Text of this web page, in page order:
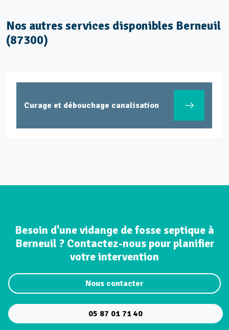
Nos autres services disponibles Berneuil
(87300)
canalisation
Inspection
caméra
Besoin d'une vidange de fosse septique à
Berneuil ? Contactez-nous pour planifier
votre intervention
Nous contacter
05 87 01 71 40